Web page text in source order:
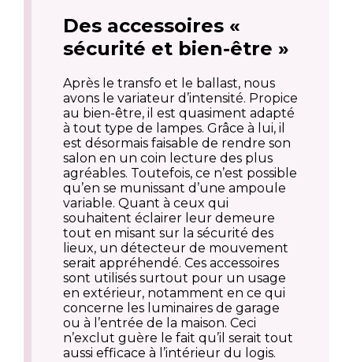
Des accessoires «
sécurité et bien-être »
Après le transfo et le ballast, nous
avons le variateur d’intensité. Propice
au bien-être, il est quasiment adapté
à tout type de lampes. Grâce à lui, il
est désormais faisable de rendre son
salon en un coin lecture des plus
agréables. Toutefois, ce n’est possible
qu’en se munissant d’une ampoule
variable. Quant à ceux qui
souhaitent éclairer leur demeure
tout en misant sur la sécurité des
lieux, un détecteur de mouvement
serait appréhendé. Ces accessoires
sont utilisés surtout pour un usage
en extérieur, notamment en ce qui
concerne les luminaires de garage
ou à l’entrée de la maison. Ceci
n’exclut guère le fait qu’il serait tout
aussi efficace à l’intérieur du logis.